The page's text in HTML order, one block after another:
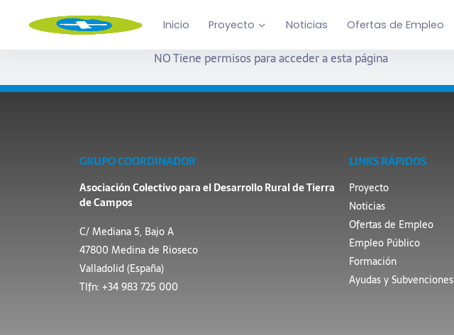
Inicio Proyecto Noticias Ofertas de Empleo
NO Tiene permisos para acceder a esta página
GRUPO COORDINADOR
Asociación Colectivo para el Desarrollo Rural de Tierra
de Campos
C/ Mediana 5, Bajo A
47800 Medina de Rioseco
Valladolid (España)
Tlfn: +34 983 725 000
LINKS RÁPIDOS
Proyecto
Noticias
Ofertas de Empleo
Empleo Público
Formación
Ayudas y Subvenciones